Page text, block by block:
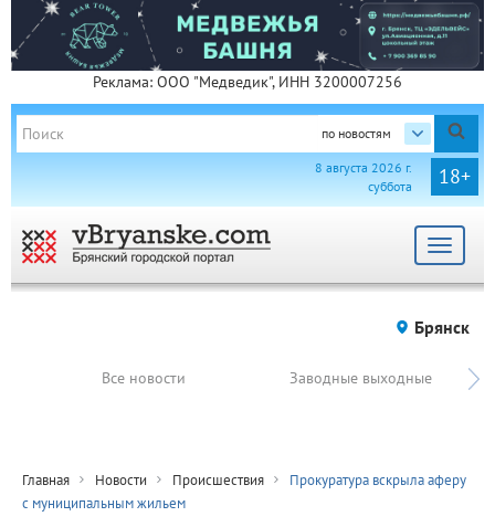
Реклама: ООО "Медведик", ИНН 3200007256
по новостям
18+
8 августа 2026 г.
суббота
Toggle
Брянск
Все новости Заводные выходные
Главная Новости Происшествия
Прокуратура вскрыла аферу
с муниципальным жильем